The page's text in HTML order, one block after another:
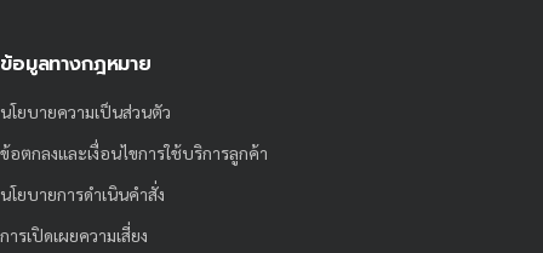
ข้อมูลทางกฎหมาย
นโยบายความเป็นส่วนตัว
ข้อตกลงและเงื่อนไขการใช้บริการลูกค้า
นโยบายการดำเนินคำสั่ง
การเปิดเผยความเสี่ยง